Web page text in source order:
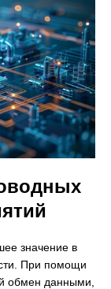
значение в
При помощи
обмен данными,